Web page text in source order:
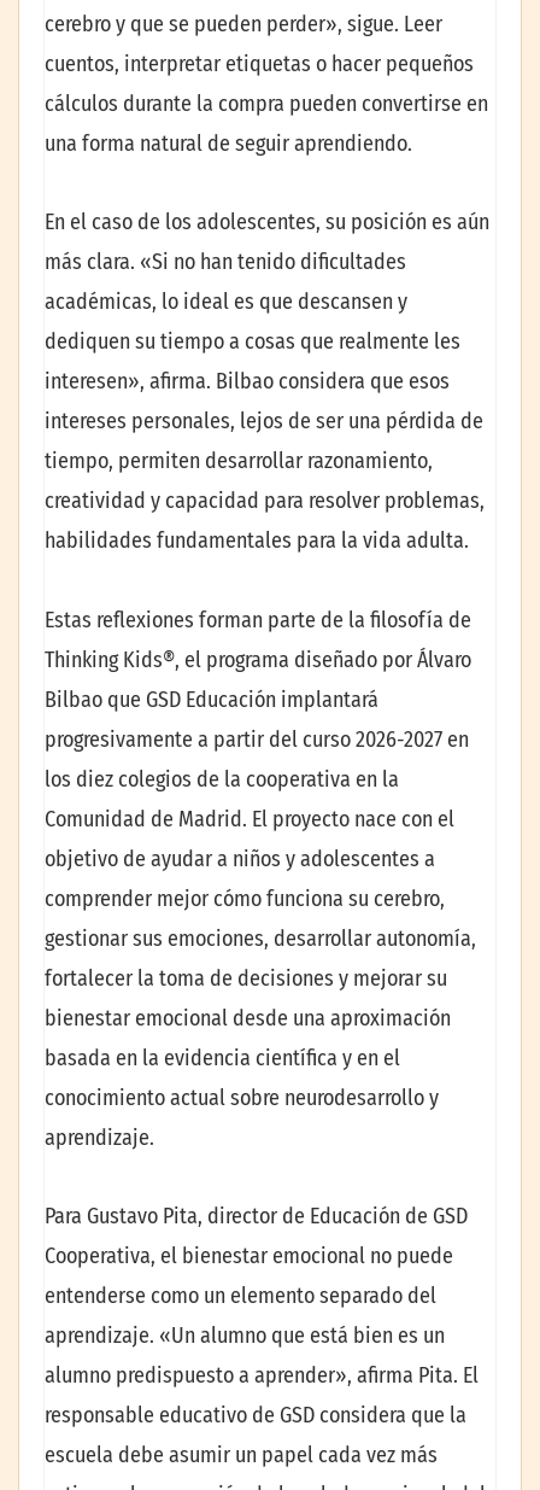
cerebro y que se pueden perder», sigue. Leer
cuentos, interpretar etiquetas o hacer pequeños
cálculos durante la compra pueden convertirse en
una forma natural de seguir aprendiendo.
En el caso de los adolescentes, su posición es aún
más clara. «Si no han tenido dificultades
académicas, lo ideal es que descansen y
dediquen su tiempo a cosas que realmente les
interesen», afirma. Bilbao considera que esos
intereses personales, lejos de ser una pérdida de
tiempo, permiten desarrollar razonamiento,
creatividad y capacidad para resolver problemas,
habilidades fundamentales para la vida adulta.
Estas reflexiones forman parte de la filosofía de
Thinking Kids®, el programa diseñado por Álvaro
Bilbao que GSD Educación implantará
progresivamente a partir del curso 2026-2027 en
los diez colegios de la cooperativa en la
Comunidad de Madrid. El proyecto nace con el
objetivo de ayudar a niños y adolescentes a
comprender mejor cómo funciona su cerebro,
gestionar sus emociones, desarrollar autonomía,
fortalecer la toma de decisiones y mejorar su
bienestar emocional desde una aproximación
basada en la evidencia científica y en el
conocimiento actual sobre neurodesarrollo y
aprendizaje.
Para Gustavo Pita, director de Educación de GSD
Cooperativa, el bienestar emocional no puede
entenderse como un elemento separado del
aprendizaje. «Un alumno que está bien es un
alumno predispuesto a aprender», afirma Pita. El
responsable educativo de GSD considera que la
escuela debe asumir un papel cada vez más